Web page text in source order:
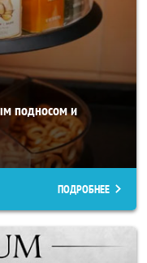
подносом и
ПОДРОБНЕЕ